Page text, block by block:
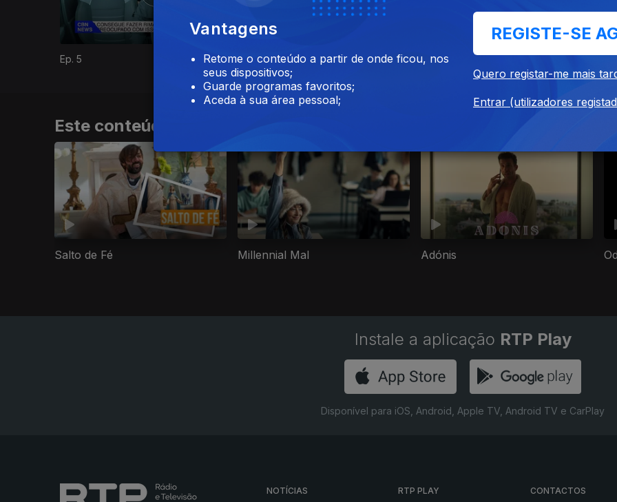
Ep. 5 Ep. 6 Ep. 7
Este conteúdo faz parte de Rir é o melhor remédio
Salto de Fé Millennial Mal Adónis
Instale a aplicação RTP Play
Disponível para iOS, Android, Apple TV, Android TV e CarPlay
NOTÍCIAS
RTP PLAY
CONTACTOS
Vantagens
Retome o conteúdo a partir de onde ficou, nos
seus dispositivos;
Guarde programas favoritos;
Aceda à sua área pessoal;
REGISTE-SE
Quero registar-me mais
Entrar (utilizadores